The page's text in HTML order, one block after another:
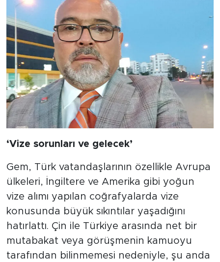
‘Vize sorunları ve gelecek’
Gem, Türk vatandaşlarının özellikle Avrupa
ülkeleri, İngiltere ve Amerika gibi yoğun
vize alımı yapılan coğrafyalarda vize
konusunda büyük sıkıntılar yaşadığını
hatırlattı. Çin ile Türkiye arasında net bir
mutabakat veya görüşmenin kamuoyu
tarafından bilinmemesi nedeniyle, şu anda